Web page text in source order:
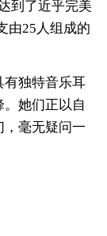
到了近乎完美
由25人组成的
独特音乐耳
她们正以自
，毫无疑问一